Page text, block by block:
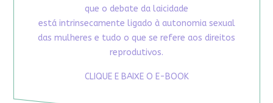
que o debate da laicidade
está intrinsecamente ligado à autonomia sexual
das mulheres e tudo o que se refere aos direitos
reprodutivos.
CLIQUE E BAIXE O E-BOOK